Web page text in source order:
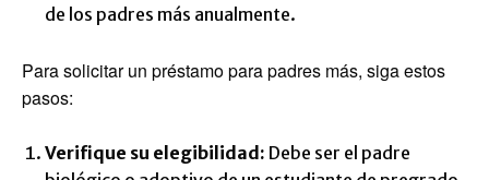
de los padres más anualmente.
Para solicitar un préstamo para padres más, siga estos
pasos:
Verifique su elegibilidad: Debe ser el padre